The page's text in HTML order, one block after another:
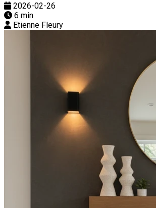
2026-02-26
6 min
Etienne Fleury